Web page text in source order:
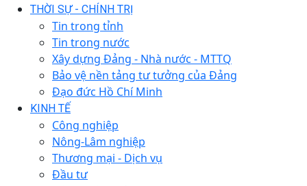
THỜI SỰ - CHÍNH TRỊ
Tin trong tỉnh
Tin trong nước
Xây dựng Đảng - Nhà nước - MTTQ
Bảo vệ nền tảng tư tưởng của Đảng
Đạo đức Hồ Chí Minh
KINH TẾ
Công nghiệp
Nông-Lâm nghiệp
Thương mại - Dịch vụ
Đầu tư